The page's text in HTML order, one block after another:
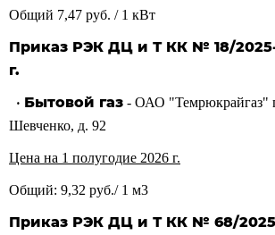
Общий 7,47 руб. / 1 кВт
Приказ РЭК ДЦ и Т КК № 18/2025-
г.
• Бытовой газ - ОАО "Темрюкрайгаз"
Шевченко, д. 92
Цена на 1 полугодие 2026 г.
Общий: 9,32 руб./ 1 м3
Приказ РЭК ДЦ и Т КК № 68/